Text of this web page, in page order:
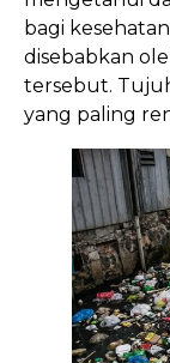
bagi
disebabkan
tersebut.
yang paling